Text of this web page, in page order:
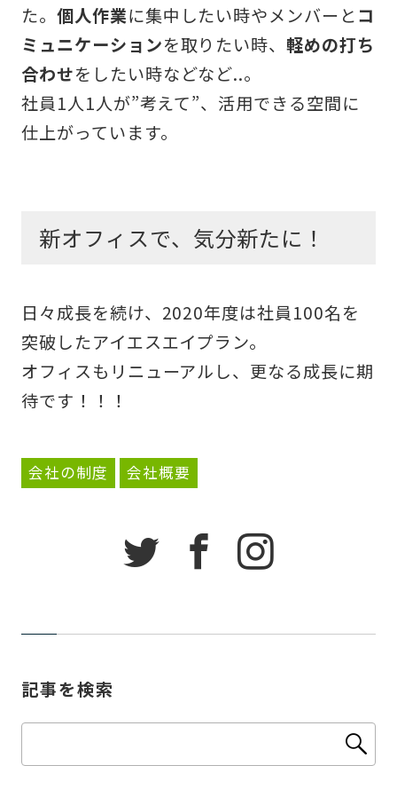
会社の制度 会社概要
た。 個人作業に集中したい時やメンバーとコ
ミュニケーションを取りたい時、軽めの打ち
合わせをしたい時などなど..。
社員1人1人が”考えて”、活用できる空間に
仕上がっています。
新オフィスで、気分新たに！
日々成長を続け、2020年度は社員100名を
突破したアイエスエイプラン。
オフィスもリニューアルし、更なる成長に期
待です！！！
記事を検索